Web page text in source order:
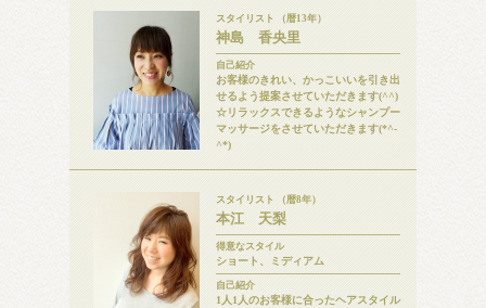
スタイリスト （暦13年）
神島 香央里
自己紹介
お客様のきれい、かっこいいを引き出
せるよう提案させていただきます(^^)
☆リラックスできるようなシャンプー
マッサージをさせていただきます(*^-
^*)
スタイリスト （暦8年）
本江 天梨
得意なスタイル
ショート、ミディアム
自己紹介
1人1人のお客様に合ったヘアスタイル